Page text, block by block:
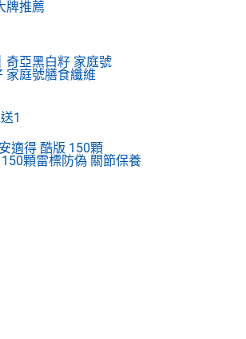
家庭號膳食纖維
1
顆雷標防偽 關節保養